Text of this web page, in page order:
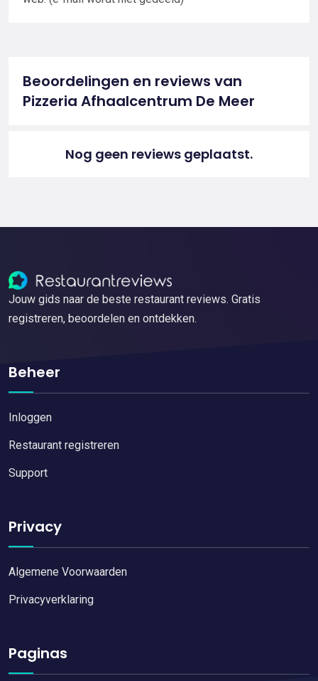
Beoordelingen en reviews van
Pizzeria Afhaalcentrum De Meer
Nog geen reviews geplaatst.
Jouw gids naar de beste restaurant reviews. Gratis
registreren, beoordelen en ontdekken.
Beheer
Inloggen
Restaurant registreren
Support
Privacy
Algemene Voorwaarden
Privacyverklaring
Paginas